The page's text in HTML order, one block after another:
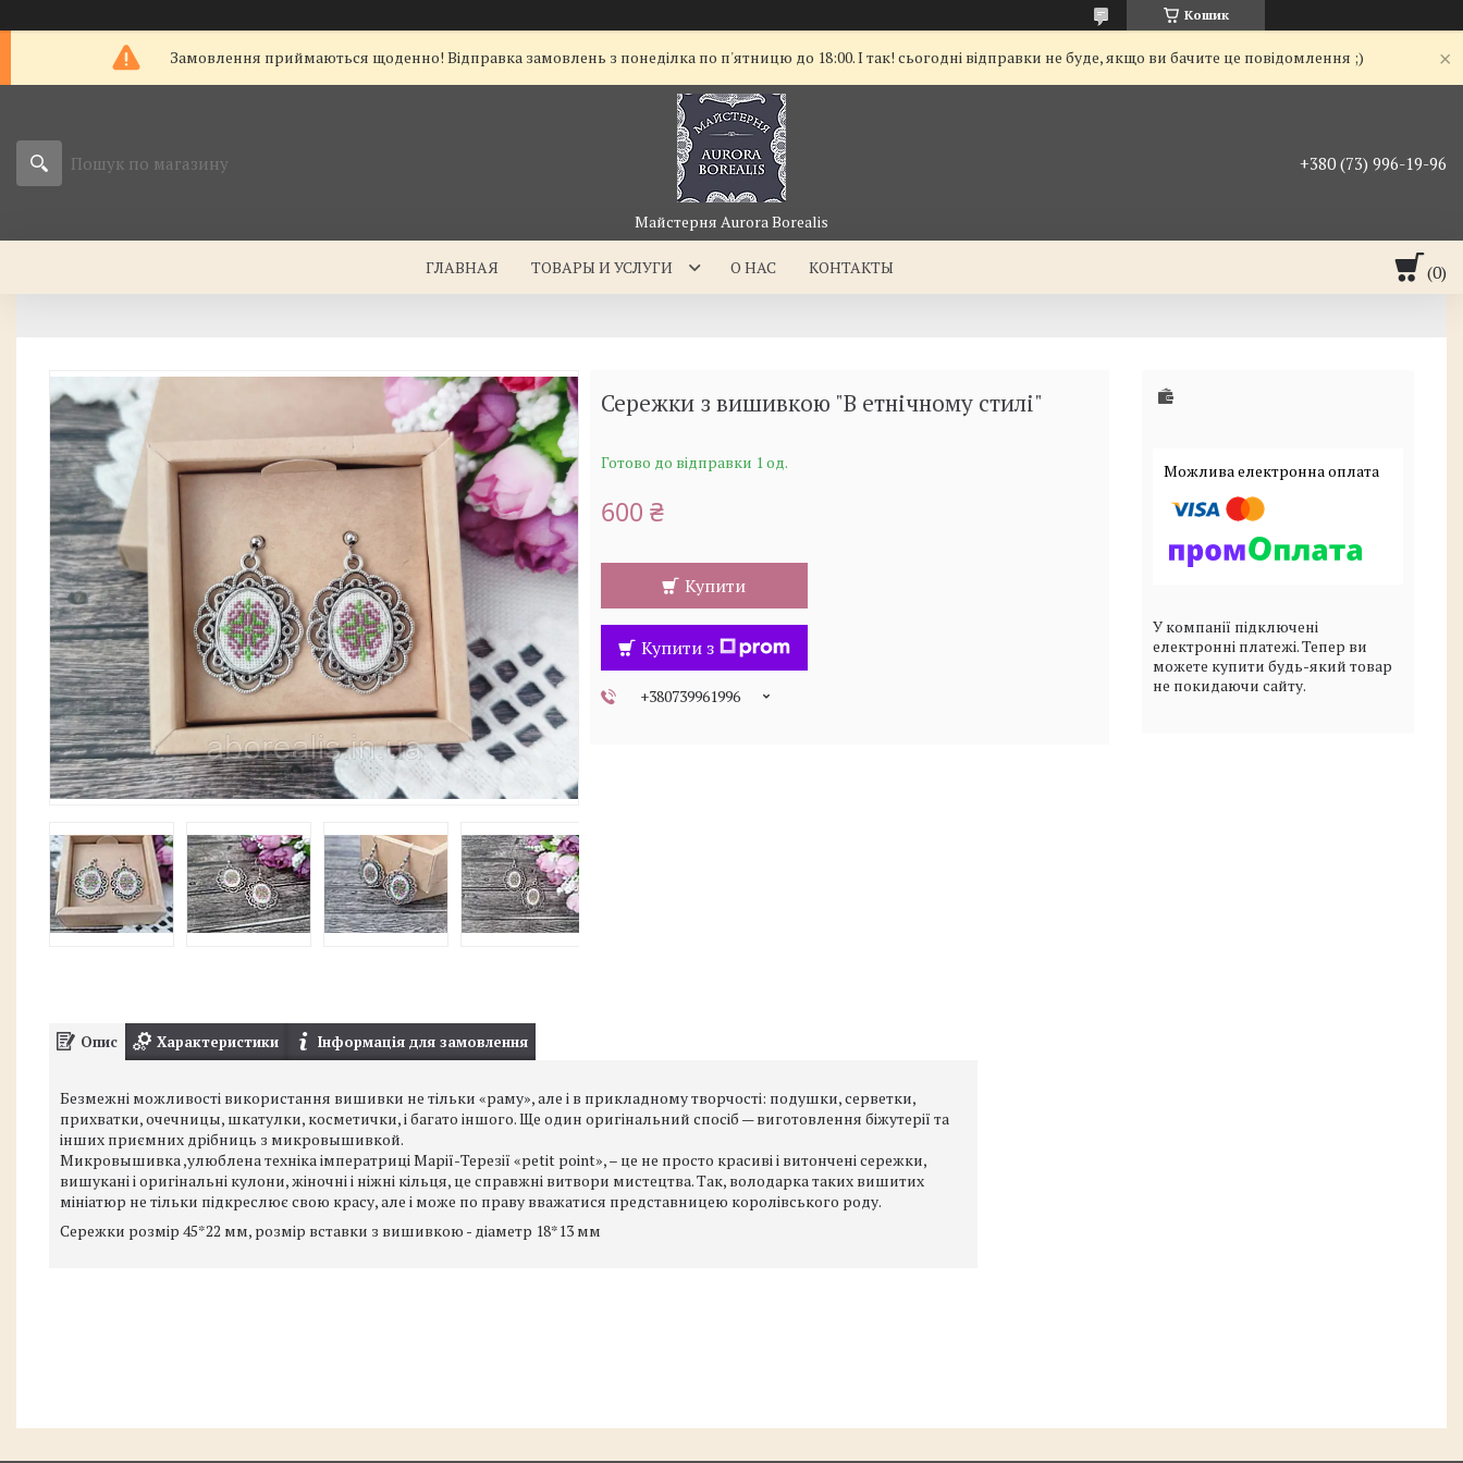
Кошик
Замовлення приймаються щоденно! Відправка замовлень з понеділка по п'ятницю до 18:00. І так! сьогодні відправки не буде, якщо ви бачите це повідомлення ;)
Майстерня Aurora Borealis
+380 (73) 996-19-96
ГЛАВНАЯ ТОВАРЫ И УСЛУГИ О НАС КОНТАКТЫ
Сережки з вишивкою "В етнічному стилі"
Готово до відправки 1 од.
600 ₴
Купити
Купити з
+380739961996
У компанії підключені
електронні платежі. Тепер ви
можете купити будь-який товар
не покидаючи сайту.
Опис Характеристики Інформація для замовлення
Безмежні можливості використання вишивки не тільки «раму», але і в прикладному творчості: подушки, серветки,
прихватки, очечницы, шкатулки, косметички, і багато іншого. Ще один оригінальний спосіб — виготовлення біжутерії та
інших приємних дрібниць з микровышивкой.
Микровышивка ,улюблена техніка імператриці Марії-Терезії «рetit рoint», – це не просто красиві і витончені сережки,
вишукані і оригінальні кулони, жіночні і ніжні кільця, це справжні витвори мистецтва. Так, володарка таких вишитих
мініатюр не тільки підкреслює свою красу, але і може по праву вважатися представницею королівського роду.
Сережки розмір 45*22 мм, розмір вставки з вишивкою - діаметр 18*13 мм